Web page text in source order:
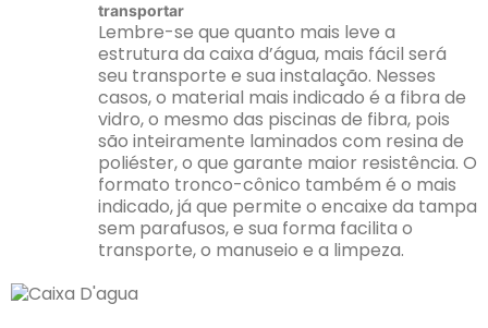
transportar
Lembre-se que quanto mais leve a
estrutura da caixa d’água, mais fácil será
seu transporte e sua instalação. Nesses
casos, o material mais indicado é a fibra de
vidro, o mesmo das piscinas de fibra, pois
são inteiramente laminados com resina de
poliéster, o que garante maior resistência. O
formato tronco-cônico também é o mais
indicado, já que permite o encaixe da tampa
sem parafusos, e sua forma facilita o
transporte, o manuseio e a limpeza.